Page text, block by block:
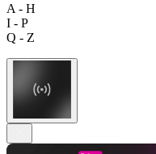
A - H
I - P
Q - Z